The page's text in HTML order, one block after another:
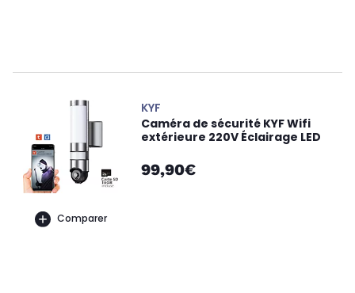
Comparer
KYF
Caméra de sécurité KYF Wifi
extérieure 220V Éclairage LED
99,90€